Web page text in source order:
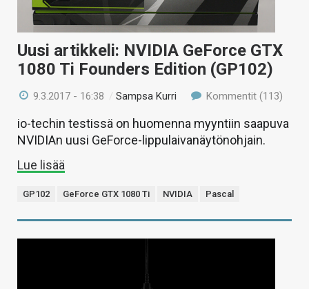
Uusi artikkeli: NVIDIA GeForce GTX
1080 Ti Founders Edition (GP102)
9.3.2017 - 16:38 /Sampsa Kurri Kommentit (113)
io-techin testissä on huomenna myyntiin saapuva
NVIDIAn uusi GeForce-lippulaivanäytönohjain.
Lue lisää
GP102 GeForce GTX 1080 Ti NVIDIA Pascal